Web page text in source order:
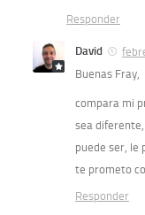
Responder
David
Buenas Fray,
compara mi
sea
puede ser, le
te prometo
Responder